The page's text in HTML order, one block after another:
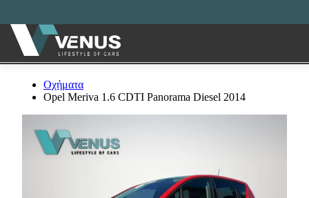
Οχήματα
Opel Meriva 1.6 CDTI Panorama Diesel 2014